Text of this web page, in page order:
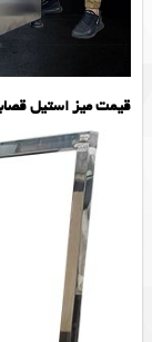
قیمت میز استیل